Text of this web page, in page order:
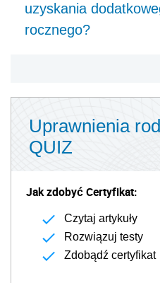
uzyskania
rocznego?
Uprawnienia
QUIZ
Jak zdobyć Certyfikat:
Czytaj artykuły
Rozwiązuj testy
Zdobądź certyfikat